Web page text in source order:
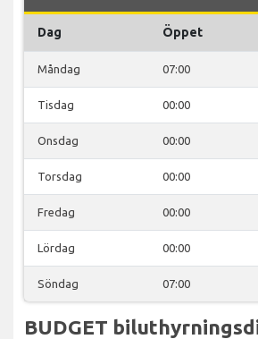
Dag Öppet
Måndag 07:00
Tisdag 00:00
Onsdag 00:00
Torsdag 00:00
Fredag 00:00
Lördag 00:00
Söndag 07:00
BUDGET